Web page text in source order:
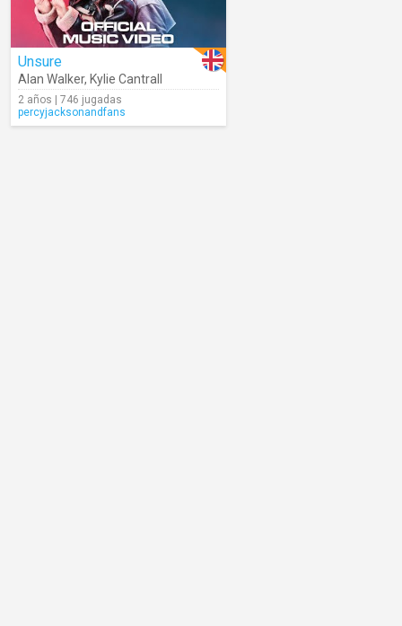
Unsure
Alan Walker, Kylie Cantrall
2 años | 746 jugadas
percyjacksonandfans